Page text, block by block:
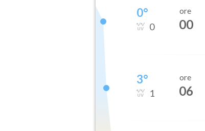
0°
0
ore
00
3°
1
ore
06